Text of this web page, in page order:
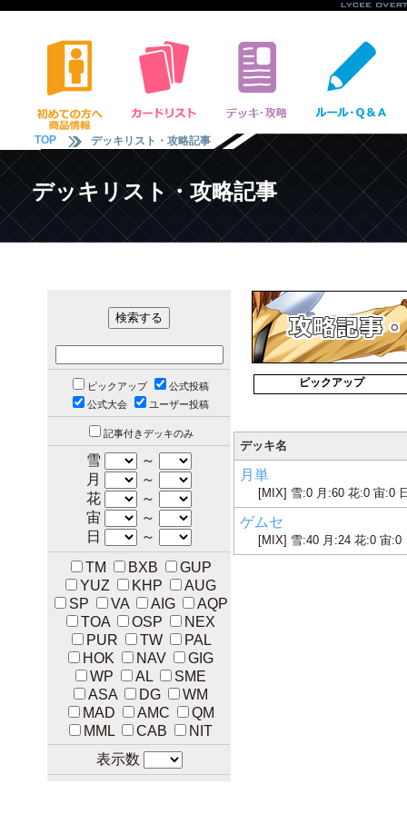
TOP デッキリスト・攻略記事
デッキリスト・攻略記事
ピックアップ
公式投稿
公式大会
ユーザー投稿
記事付きデッキのみ
雪
～
月
～
花
～
宙
～
日
～
TM
BXB
GUP
YUZ
KHP
AUG
SP
VA AIG
AQP
TOA
OSP
NEX
PUR
TW
PAL
HOK
NAV
GIG
WP
AL
SME
ASA
DG
WM
MAD
AMC
QM
MML
CAB
NIT
表示数
ピックアップ
デッキ名
月単
[MIX] 雪:0 月:60 花:0 宙:0
ゲムセ
[MIX] 雪:40 月:24 花:0 宙:0